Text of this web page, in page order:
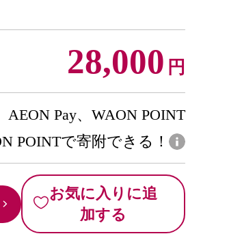
28,000 円
Pay、WAON POINT
POINTで寄附できる！
お気に入りに追
加する